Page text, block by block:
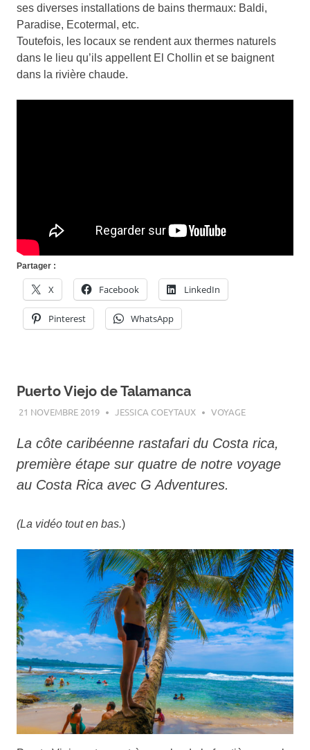
ses diverses installations de bains thermaux: Baldi,
Paradise, Ecotermal, etc.
Toutefois, les locaux se rendent aux thermes naturels
dans le lieu qu’ils appellent El Chollin et se baignent
dans la rivière chaude.
Partager :
X Facebook LinkedIn
Pinterest WhatsApp
Puerto Viejo de Talamanca
21 NOVEMBRE 2019 JESSICA COEYTAUX VOYAGE
La côte caribéenne rastafari du Costa rica,
première étape sur quatre de notre voyage
au Costa Rica avec G Adventures.
(La vidéo tout en bas.)